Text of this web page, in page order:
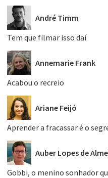
André Timm
Tem que filmar isso daí
Annemarie Frank
Acabou o recreio
Ariane Feijó
Aprender a fracassar é o
Auber Lopes de
Gobbi, o menino sonhador